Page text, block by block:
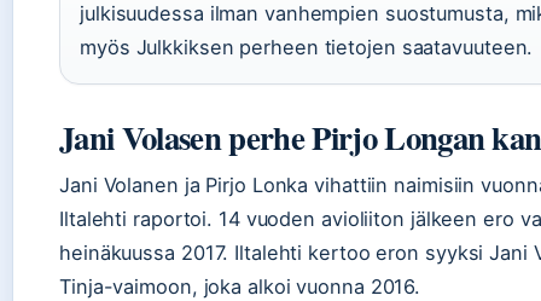
julkisuudessa ilman vanhempien suostumusta,
myös Julkkiksen perheen tietojen saatavuuteen.
Jani Volasen perhe Pirjo Longan
Jani Volanen ja Pirjo Lonka vihattiin naimisiin
Iltalehti raportoi. 14 vuoden avioliiton jälkeen ero
heinäkuussa 2017. Iltalehti kertoo eron syyksi Jani
Tinja-vaimoon, joka alkoi vuonna 2016.